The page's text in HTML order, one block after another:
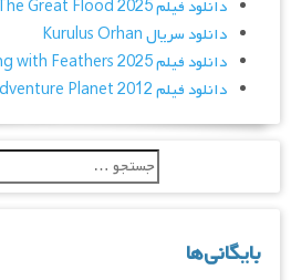
دانلود فیلم The Great Flood 2025
دانلود سریال Kurulus Orhan
دانلود فیلم The Thing with Feathers 2025
دانلود فیلم Adventure Planet 2012
بایگانی‌ها